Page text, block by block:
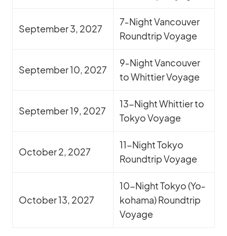
Sep­tem­ber 3, 2027
7‑Night Van­cou­ver
Round­trip Voyage
Sep­tem­ber 10, 2027
9‑Night Van­cou­ver
to Whit­tier Voyage
Sep­tem­ber 19, 2027
13-Night Whit­tier to
To­kyo Voyage
Oc­to­ber 2, 2027
11-Night To­kyo
Round­trip Voyage
Oc­to­ber 13, 2027
10-Night To­kyo (Yo­
ko­hama) Round­trip
Voyage